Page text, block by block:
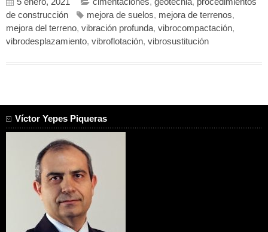
de construcción
mejora de suelos, mejora de terrenos,
mejora del terreno, vibración profunda, vibrocompactación,
vibrodesplazamiento, vibroflotación, vibrosustitución
Víctor Yepes Piqueras